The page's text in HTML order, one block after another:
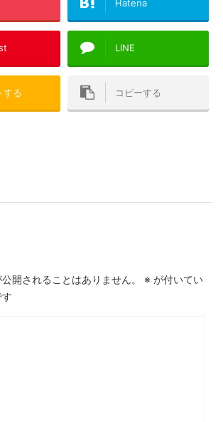
Hatena
LINE
する コピーする
開されることはありません。 ※ が付いてい